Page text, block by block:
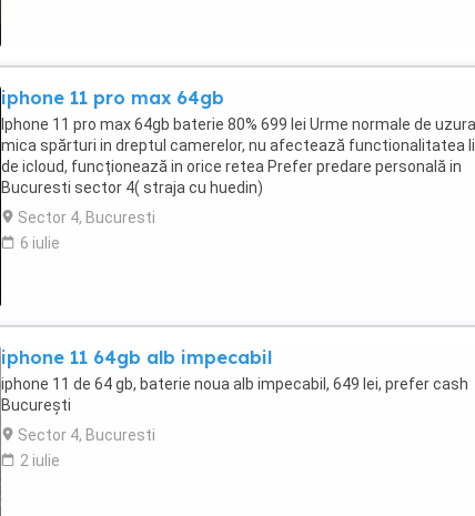
iphone 11 pro max 64gb
Iphone 11 pro max 64gb baterie 80% 699 lei Urme normale de
mica spărturi in dreptul camerelor, nu afectează functionalitatea
de icloud, funcționează in orice retea Prefer predare personală in
Bucuresti sector 4( straja cu huedin)
Sector 4, Bucuresti
6 iulie
iphone 11 64gb alb impecabil
iphone 11 de 64 gb, baterie noua alb impecabil, 649 lei, prefer cash
București
Sector 4, Bucuresti
2 iulie